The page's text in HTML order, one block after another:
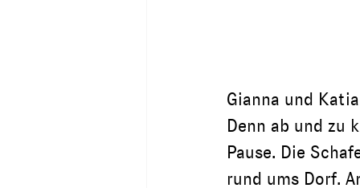
Gianna und
Denn ab und zu
Pause. Die
rund ums Dorf.